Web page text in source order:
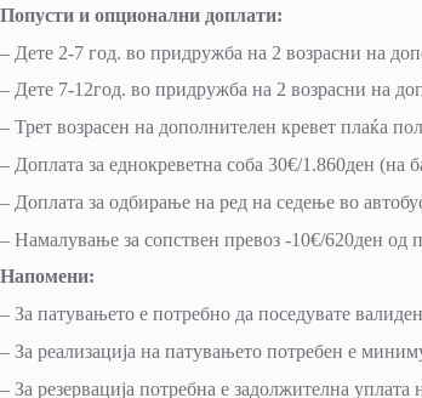
Попусти и опционални доплати:
– Дете 2-7 год. во придружба на 2 возрасни на
– Дете 7-12год. во придружба на 2 возрасни на
– Трет возрасен на дополнителен кревет плаќа
– Доплата за еднокреветна соба 30€/1.860ден (на
– Доплата за одбирање на ред на седење во
– Намалување за сопствен превоз -10€/620ден од
Напомени:
– За патувањето е потребно да поседувате
– За реализација на патувањето потребен е
– За резервација потребна е задолжителна